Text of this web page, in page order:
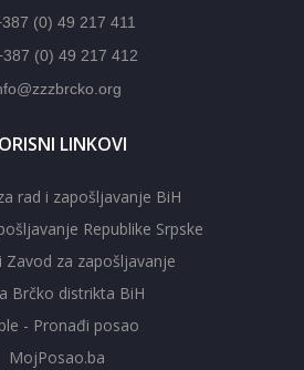
(0) 49 217 411
(0) 49 217 412
LINKOVI
rad i zapošljavanje BiH
Republike Srpske
Zavod za zapošljavanje
Brčko distrikta BiH
- Pronađi posao
MojPosao.ba